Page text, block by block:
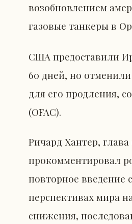
возобновлением
газовые танкеры в
США предоставили
60 дней, но
для его продления,
(OFAC).
Ричард Хантер,
прокомментировал
повторное введение
перспективах мира
снижения,